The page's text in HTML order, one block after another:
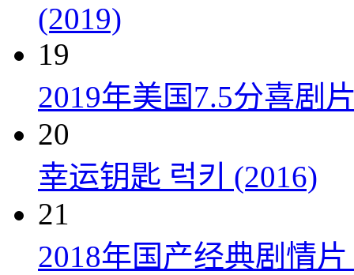
(2019)
19
2019年美国7.5分喜剧
20
幸运钥匙 럭키 (2016)
21
2018年国产经典剧情